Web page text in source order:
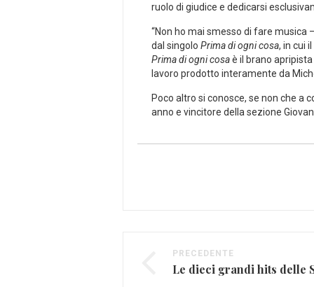
ruolo di giudice e dedicarsi
“Non ho mai smesso di fare musica
dal singolo Prima di ogni cosa, in cui
Prima di ogni cosaè il brano
lavoro prodotto interamente da
Poco altro si conosce, se non che a
anno e vincitore della sezione
PRECEDENTE
Le dieci grandi hits delle